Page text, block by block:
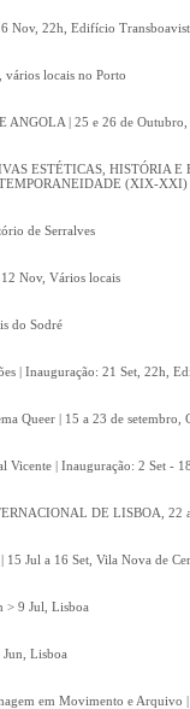
Nov, 22h, Edifício
locais no Porto
ANGOLA | 25 e 26 de
ESTÉTICAS, HISTÓRIA
(XIX-XXI)
de Serralves
12 Nov, Vários locais
do Sodré
| Inauguração: 21 Set, 22h,
Queer | 15 a 23 de setembro,
| Inauguração: 2 Set -
DE LISBOA, 22
Jul a 16 Set, Vila Nova de
> 9 Jul, Lisboa
Jun, Lisboa
em Movimento e Arquivo